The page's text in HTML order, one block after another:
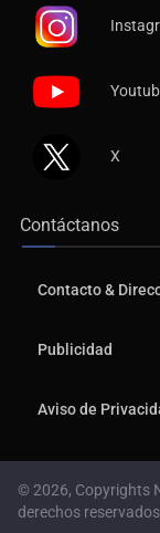
X
Contáctanos
Contacto &
Publicidad
Aviso de
© 2026, Copyrights
derechos